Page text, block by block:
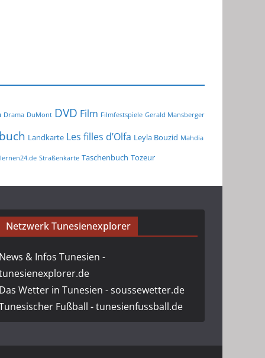
Drama DuMont DVD Film Filmfestspiele Gerald Mansberger
Landkarte Les filles d’Olfa Leyla Bouzid Mahdia
Straßenkarte Taschenbuch Tozeur
Netzwerk Tunesienexplorer
News & Infos Tunesien -
Das Wetter in Tunesien - soussewetter.de
Fußball - tunesienfussball.de